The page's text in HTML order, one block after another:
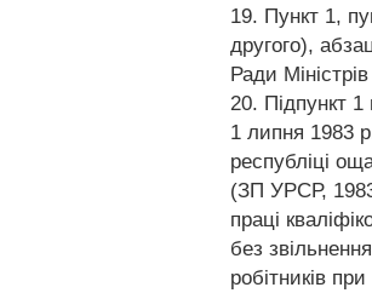
19. Пункт 1,
другого),
Ради
20. Підпункт
1 липня 1983
республіці
(ЗП УРСР,
праці
без
робітників